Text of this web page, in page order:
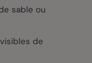
sable ou
de